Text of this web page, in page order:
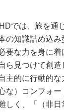
では、旅を通
の知識詰め込
要な力を身に
ら見つけて創
主的に行動的
な）コンフォ
しく、「（非